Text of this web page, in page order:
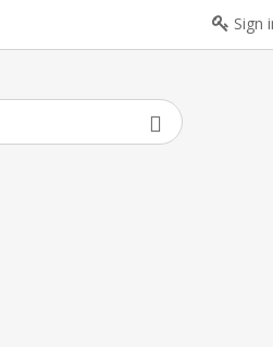
Sign